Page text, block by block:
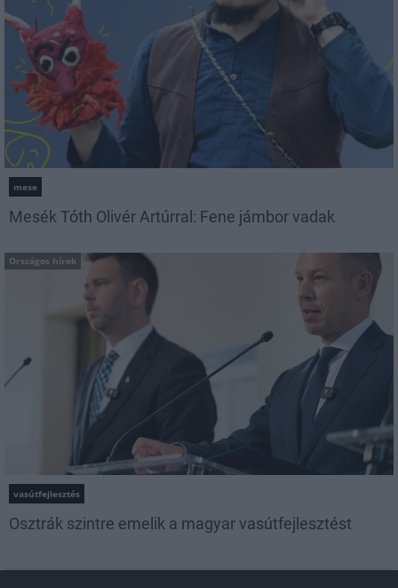
mese
Mesék Tóth Olivér Artúrral: Fene jámbor vadak
Országos hírek
vasútfejlesztés
Osztrák szintre emelik a magyar vasútfejlesztést